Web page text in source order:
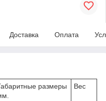
Доставка Оплата
размеры
Вес